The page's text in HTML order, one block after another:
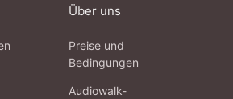
Über uns
Preise und
Bedingungen
Audiowalk-